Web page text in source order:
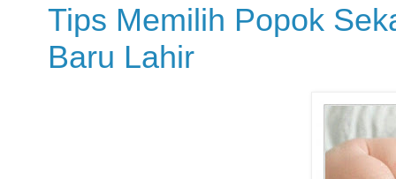
Tips Memilih Popok
Baru Lahir